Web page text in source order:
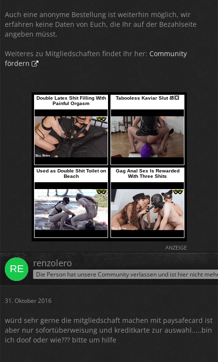
Auch eine anonyme Bestellung ist weiterhin möglich, wir
erfahren keine Daten von Euch, die Ihr auf der Bezahlseite
angeben müsst.
Weiteres zu Mitgliedschaften findet Ihr her: Community
fördern
ANZEIGE
renzolero
Die Person hat unsere Community verlassen und ist hier nicht
31. Oktober 2016
würd sehr gerne die mitgliedschaft machen mit paysafecard ist
aber nur sofortüberweisung und kreditkarte zur auswahl.....bin
ich doof oder wie??? bitte um hilfe